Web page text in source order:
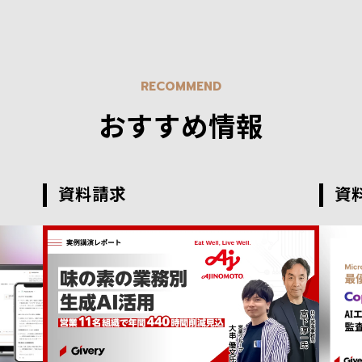
RECOMMEND
おすすめ情報
資料請求 資